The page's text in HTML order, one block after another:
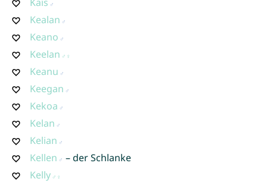
Kealan
Keano
Keelan
Keanu
Keegan
Kekoa
Kelan
Kelian
Kellen
– der Schlanke
Kelly